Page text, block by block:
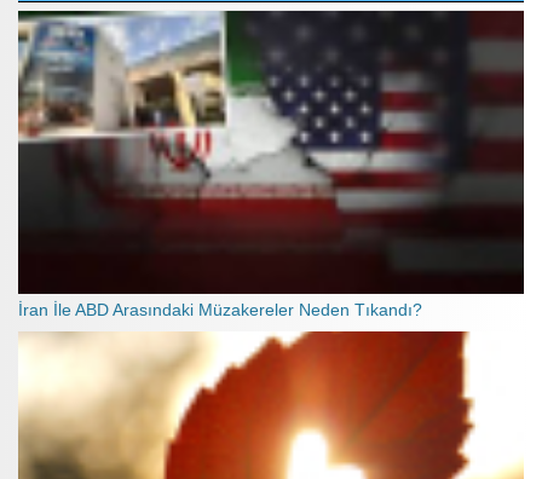
İran İle ABD Arasındaki Müzakereler Neden Tıkandı?